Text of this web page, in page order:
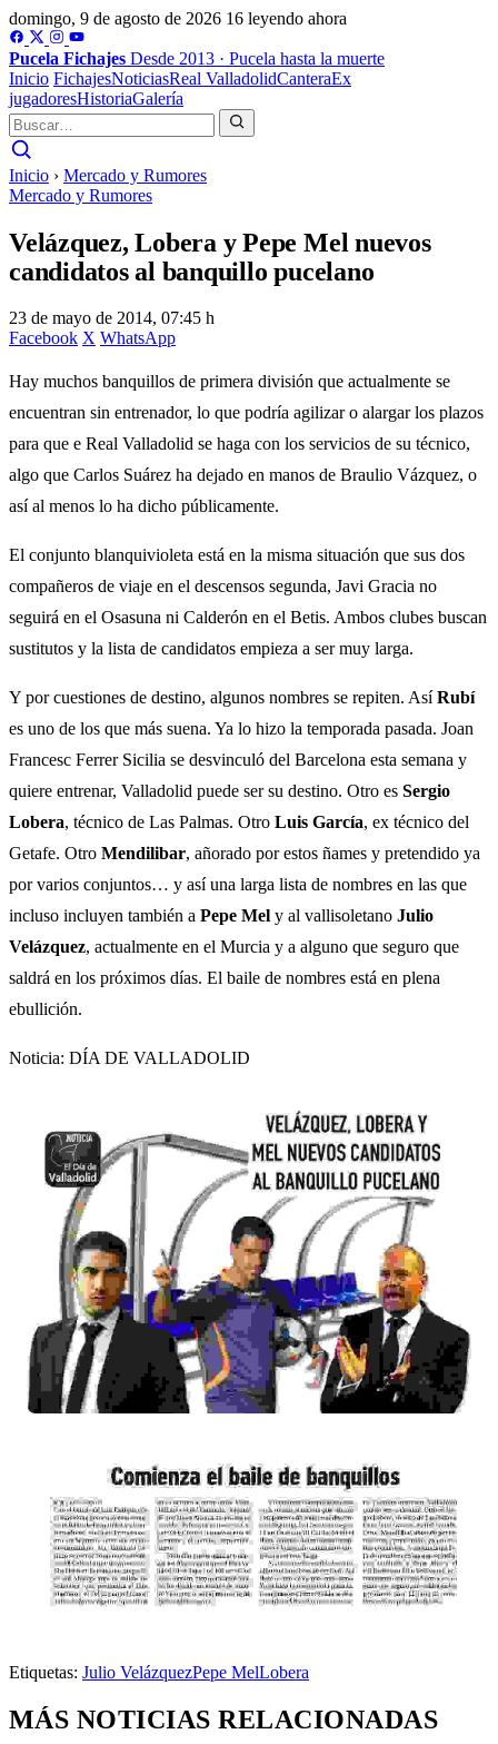
domingo, 9 de agosto de 2026 16 leyendo ahora
Pucela Fichajes Desde 2013 · Pucela hasta la muerte
Inicio FichajesNoticiasReal ValladolidCanteraEx
jugadoresHistoriaGalería
Inicio › Mercado y Rumores
Mercado y Rumores
Velázquez, Lobera y Pepe Mel nuevos
candidatos al banquillo pucelano
23 de mayo de 2014, 07:45 h
Facebook X WhatsApp
Hay muchos banquillos de primera división que actualmente se
encuentran sin entrenador, lo que podría agilizar o alargar los plazos
para que e Real Valladolid se haga con los servicios de su técnico,
algo que Carlos Suárez ha dejado en manos de Braulio Vázquez, o
así al menos lo ha dicho públicamente.
El conjunto blanquivioleta está en la misma situación que sus dos
compañeros de viaje en el descensos segunda, Javi Gracia no
seguirá en el Osasuna ni Calderón en el Betis. Ambos clubes buscan
sustitutos y la lista de candidatos empieza a ser muy larga.
Y por cuestiones de destino, algunos nombres se repiten. AsíRubí
es uno de los que más suena. Ya lo hizo la temporada pasada. Joan
Francesc Ferrer Sicilia se desvinculó del Barcelona esta semana y
quiere entrenar, Valladolid puede ser su destino. Otro es Sergio
Lobera, técnico de Las Palmas. Otro Luis García, ex técnico del
Getafe. Otro Mendilibar, añorado por estos ñames y pretendido ya
por varios conjuntos… y así una larga lista de nombres en las que
incluso incluyen también a Pepe Mel y al vallisoletano Julio
Velázquez, actualmente en el Murcia y a alguno que seguro que
saldrá en los próximos días. El baile de nombres está en plena
ebullición.
Noticia: DÍA DE VALLADOLID
Etiquetas: Julio VelázquezPepe MelLobera
MÁS NOTICIAS RELACIONADAS